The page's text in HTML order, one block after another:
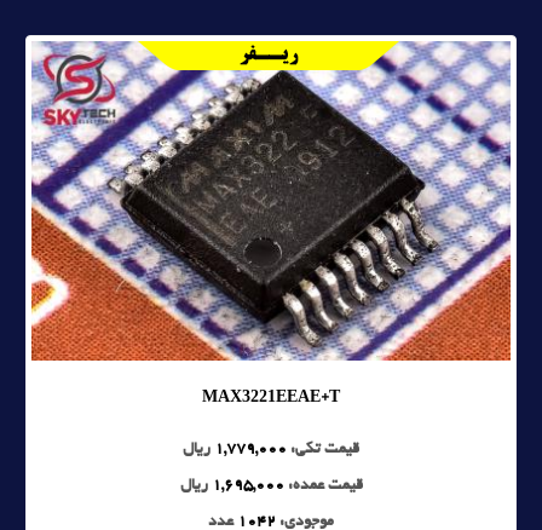
MAX3221EEAE+T
قیمت تکی: 1,779,000 ریال
قیمت عمده: 1,695,000 ریال
موجودی: 1042 عدد